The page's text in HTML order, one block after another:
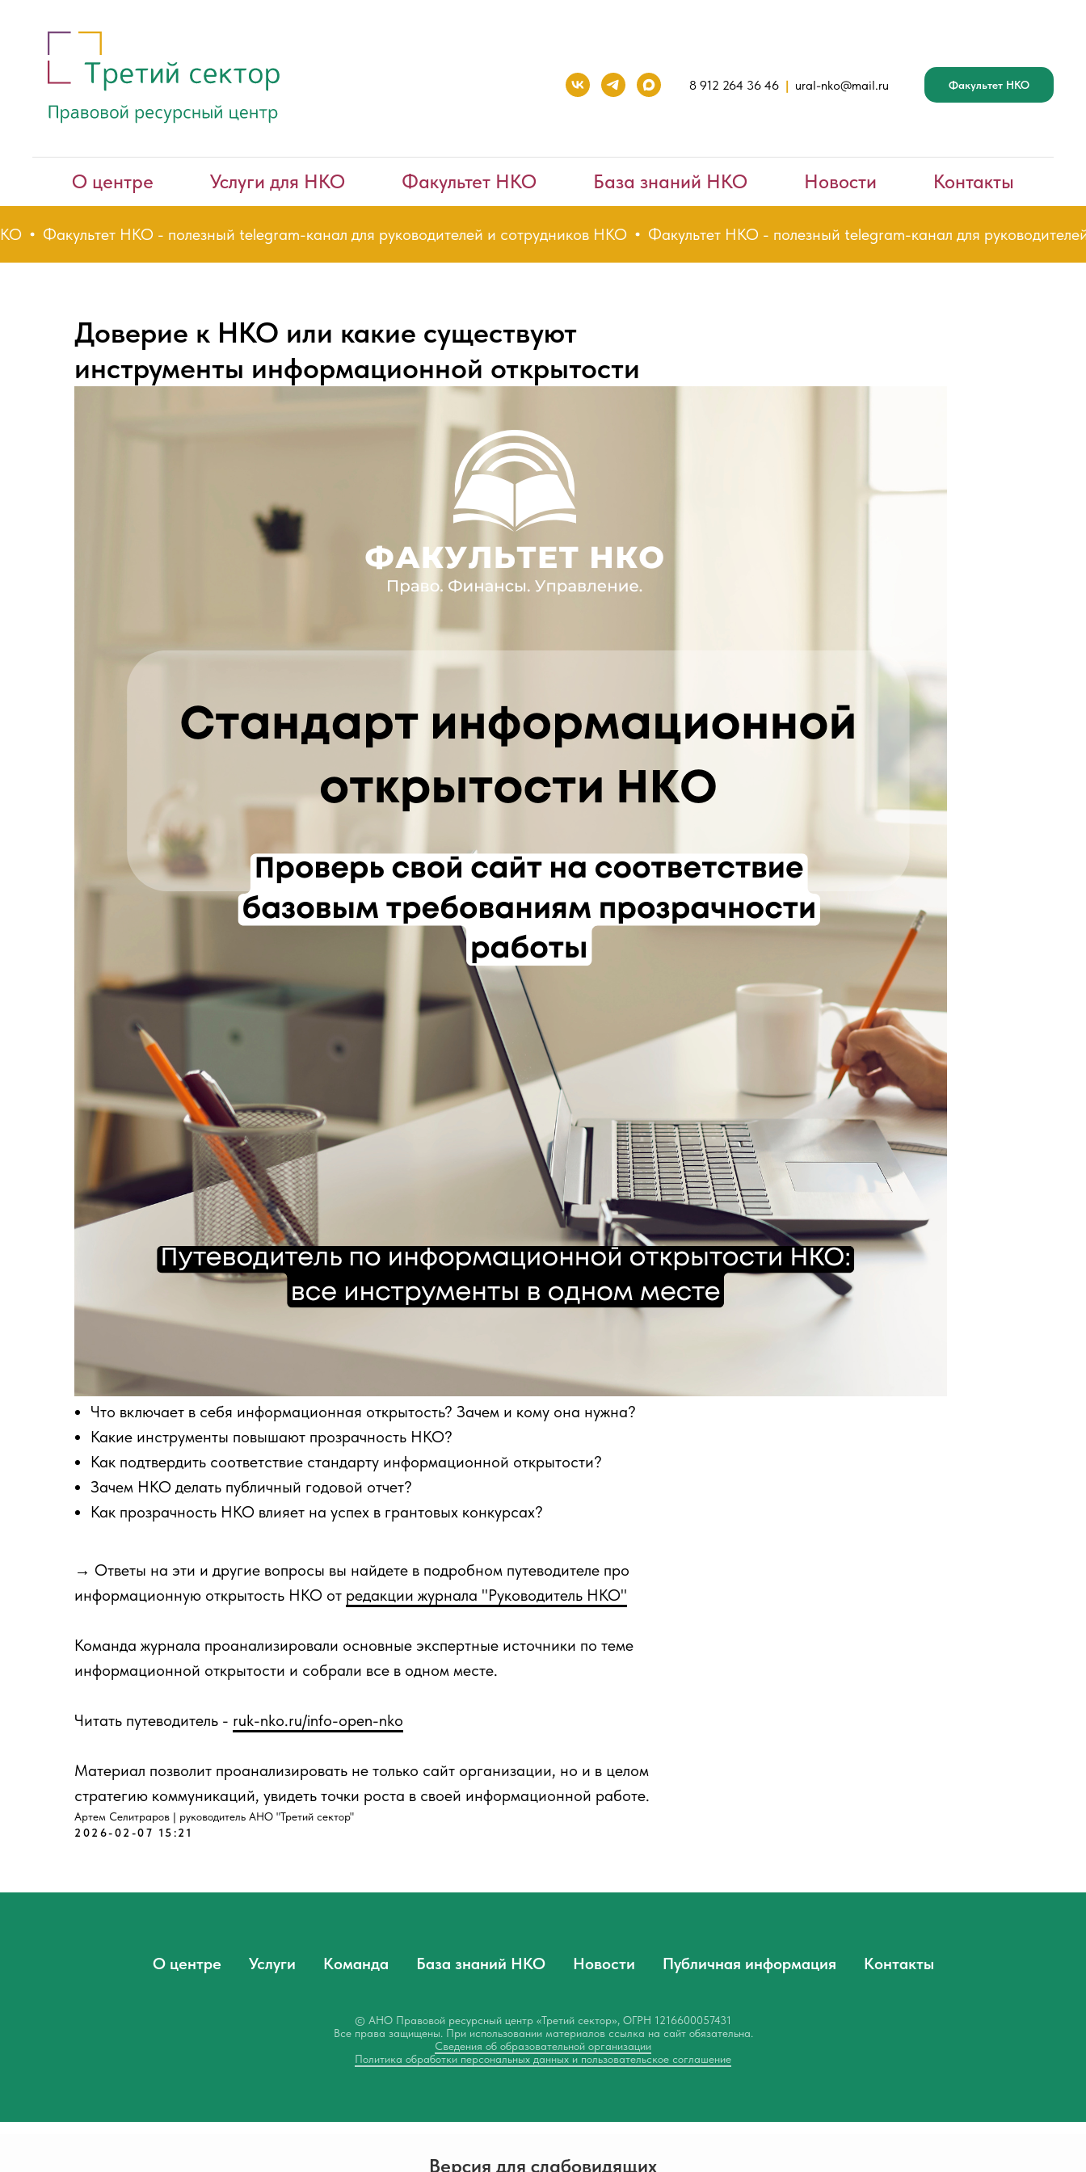
8 912 264 36 46 | ural-nko@mail.ru Факультет НКО
О центре Услуги для НКО Факультет НКО База знаний НКО Новости Контакты
Факультет НКО - полезный telegram-канал для руководителей и сотрудников НКО Факультет НКО - полезный telegram-канал для руководителей и
Доверие к НКО или какие существуют
инструменты информационной открытости
Что включает в себя информационная открытость? Зачем и кому она нужна?
Какие инструменты повышают прозрачность НКО?
Как подтвердить соответствие стандарту информационной открытости?
Зачем НКО делать публичный годовой отчет?
Как прозрачность НКО влияет на успех в грантовых конкурсах?
→ Ответы на эти и другие вопросы вы найдете в подробном путеводителе про
информационную открытость НКО от редакции журнала "Руководитель НКО"
Команда журнала проанализировали основные экспертные источники по теме
информационной открытости и собрали все в одном месте.
Читать путеводитель - ruk-nko.ru/info-open-nko
Материал позволит проанализировать не только сайт организации, но и в целом
стратегию коммуникаций, увидеть точки роста в своей информационной работе.
Артем Селитраров | руководитель АНО "Третий сектор"
2026-02-07 15:21
О центре Услуги Команда База знаний НКО Новости Публичная информация Контакты
© АНО Правовой ресурсный центр «Третий сектор», ОГРН 1216600057431
Все права защищены. При использовании материалов ссылка на сайт обязательна.
Сведения об образовательной организации
Политика обработки персональных данных и пользовательское соглашение
Версия для слабовидящих